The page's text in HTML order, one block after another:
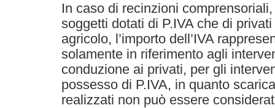
In caso di recinzioni
soggetti dotati di P.IVA che di
agricolo, l’importo dell’IVA
solamente in riferimento agli
conduzione ai privati, per gli
possesso di P.IVA, in quanto
realizzati non può essere